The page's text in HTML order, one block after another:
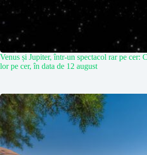
Venus și Jupiter, într-un spectacol rar pe cer:
lor pe cer, în data de 12 august